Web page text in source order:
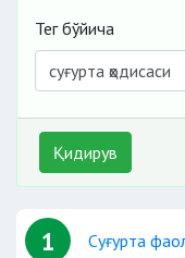
Тег бўйича
Қидирув
1 Суғурта